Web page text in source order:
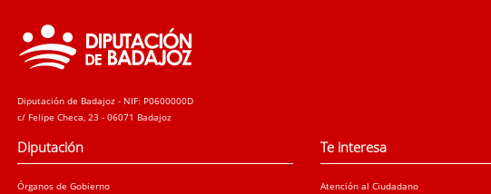
Diputación de Badajoz - NIF: P0600000D
c/ Felipe Checa, 23 - 06071 Badajoz
Diputación
Órganos de Gobierno
Te interesa
Atención al Ciudadano